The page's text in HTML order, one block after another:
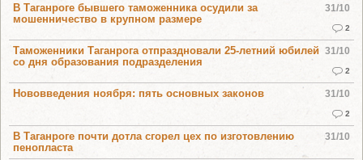
31/10
2
В Таганроге бывшего таможенника осудили за
мошенничество в крупном размере
31/10
2
Таможенники Таганрога отпраздновали 25-летний юбилей
со дня образования подразделения
31/10
2
Нововведения ноября: пять основных законов
31/10
В Таганроге почти дотла сгорел цех по изготовлению
пенопласта